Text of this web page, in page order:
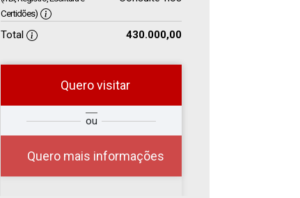
Certidões)
Total 430.000,00
Quero visitar
ou
Quero mais informações
Qual o melhor dia e
horário para você?